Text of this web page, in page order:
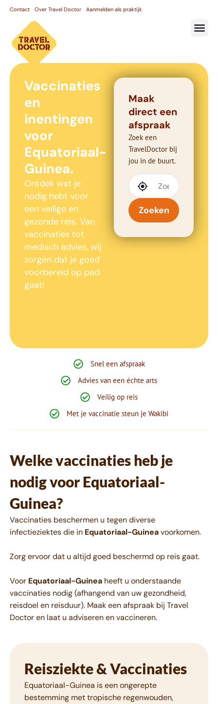
Contact Over Travel Doctor Aanmelden als praktijk
Vaccinaties
en
inentingen
voor
Equatoriaal-
Guinea.
Ontdek wat je
nodig hebt voor
een veilige en
gezonde reis. Van
vaccinaties tot
medisch advies, wij
zorgen dat je goed
voorbereid op pad
gaat!
Maak
direct een
afspraak
Zoek een
TravelDoctor bij
jou in de buurt.
Zoeken
Snel een afspraak
Advies van een échte arts
Veilig op reis
Met je vaccinatie steun je Wakibi
Welke vaccinaties heb je
nodig voor Equatoriaal-
Guinea?
Vaccinaties beschermen u tegen diverse
infectieziektes die in Equatoriaal-Guineavoorkomen.
Zorg ervoor dat u altijd goed beschermd op reis gaat.
Voor Equatoriaal-Guinea heeft u onderstaande
vaccinaties nodig (afhangend van uw gezondheid,
reisdoel en reisduur). Maak een afspraak bij Travel
Doctor en laat u adviseren en vaccineren.
Reisziekte & Vaccinaties
Equatoriaal-Guinea is een ongerepte
bestemming met tropische regenwouden,